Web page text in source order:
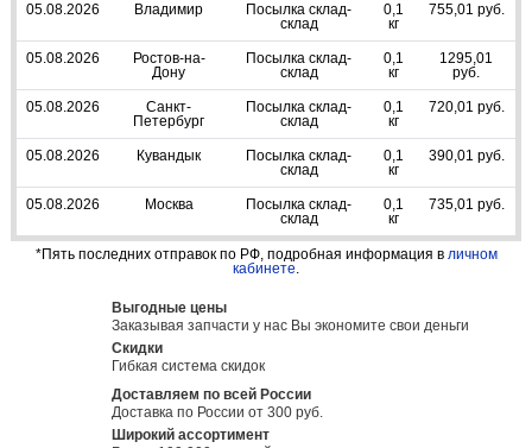
05.08.2026 Владимир
Посылка склад-
склад
0,1
кг
755,01 руб.
05.08.2026
Ростов-на-
Дону
Посылка склад-
склад
0,1
кг
1295,01
руб.
05.08.2026
Санкт-
Петербург
Посылка склад-
склад
0,1
кг
720,01 руб.
05.08.2026 Кувандык
Посылка склад-
склад
0,1
кг
390,01 руб.
05.08.2026 Москва
Посылка склад-
склад
0,1
кг
735,01 руб.
*Пять последних отправок по РФ, подробная информация в личном
кабинете.
Выгодные цены
Заказывая запчасти у нас Вы экономите свои деньги
Скидки
Гибкая система скидок
Доставляем по всей России
Доставка по России от 300 руб.
Широкий ассортимент